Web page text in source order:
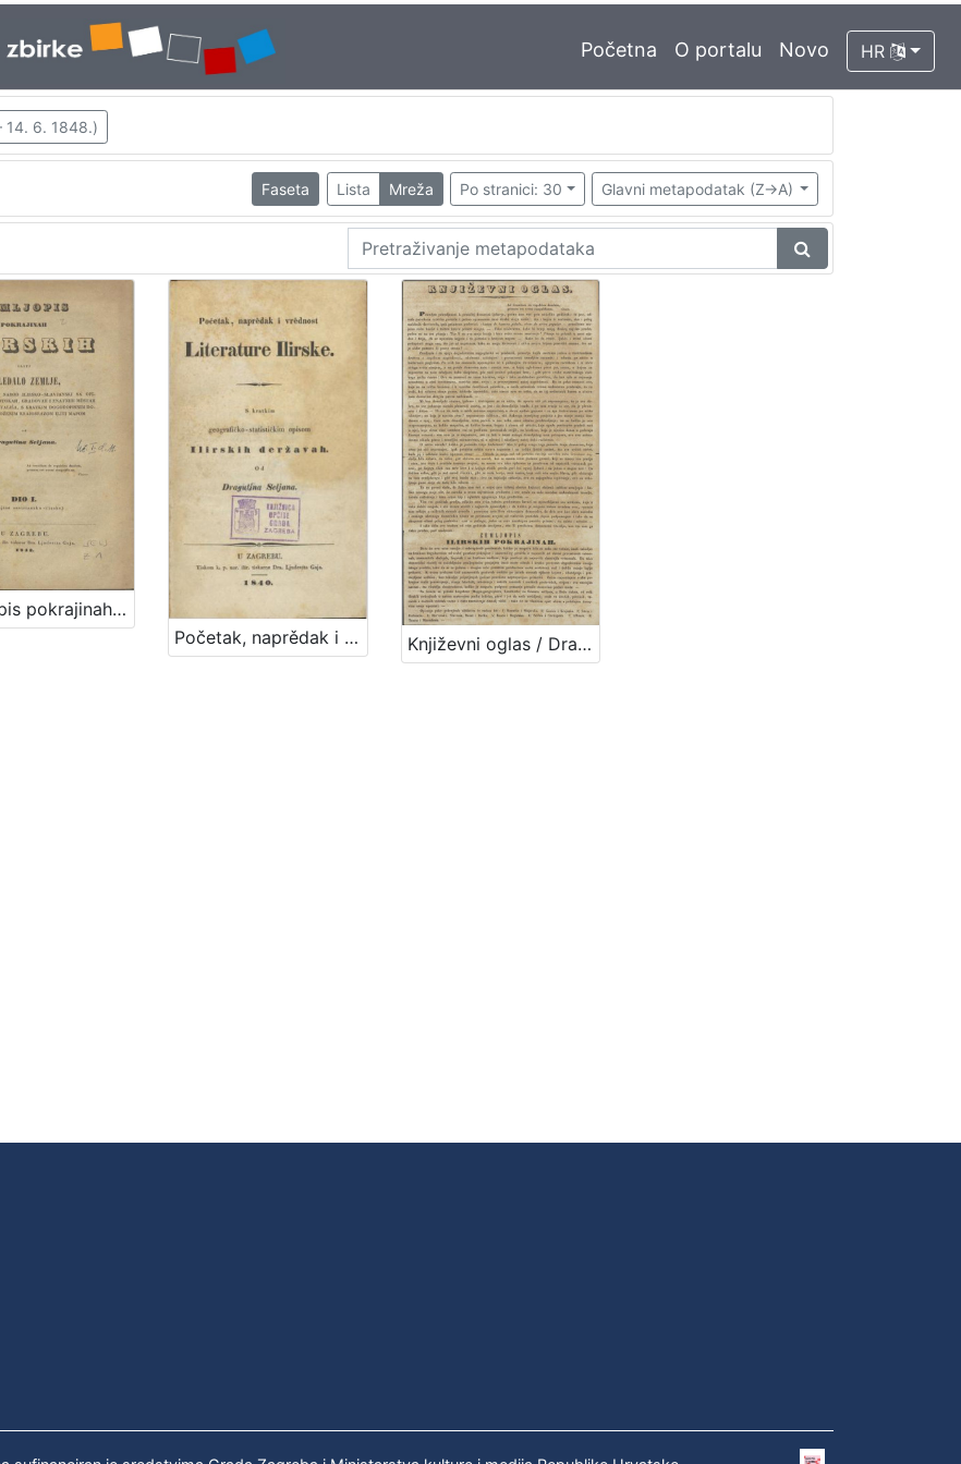
Početna O portalu Novo HR
14. 6. 1848.)
Faseta Lista Mreža Po stranici: 30 Glavni metapodatak (Z->A)
Zemljopis pokrajinah ilirskih iliti Ogledalo zemlje, na kojoj pribiva narod ilirsko-slavjanski sa opisanjem berdah, potokah, gradovah i znatniih mestah polag sadanjeg stališa, s kratkim dogodopisnim dodatkom i priloženim krajobrazom iliti mapom / od Dragutina Seljana
Početak, naprědak i vrědnost literature ilirske : s kratkim geografičko-statističkim opisom ilirskih deržavah / od Dragutina Seljan
Književni oglas / Dragutin Seljan